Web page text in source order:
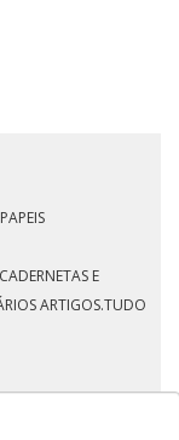
E
ARTIGOS.TUDO